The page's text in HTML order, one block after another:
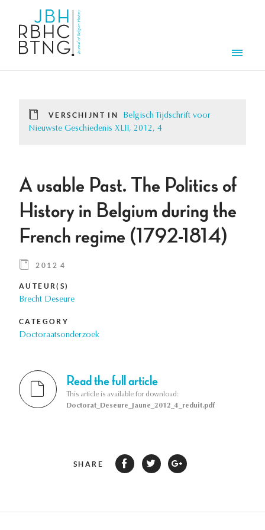
VERSCHIJNT IN
Belgisch Tijdschrift voor
Nieuwste Geschiedenis XLII, 2012, 4
A usable Past. The Politics of
History in Belgium during the
French regime (1792-1814)
2012 4
AUTEUR(S)
Brecht Deseure
CATEGORY
Doctoraatsonderzoek
Read the full article
This article is available for download:
Doctorat_Deseure_Jaune_2012_4_reduit.pdf
SHARE